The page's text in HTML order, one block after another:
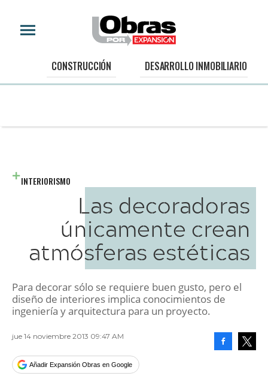
CONSTRUCCIÓN DESARROLLO INMOBILIARIO
INTERIORISMO
Las decoradoras
únicamente crean
atmósferas estéticas
Para decorar sólo se requiere buen gusto, pero el
diseño de interiores implica conocimientos de
ingeniería y arquitectura para un proyecto.
jue 14 noviembre 2013 09:47 AM
Añadir Expansión Obras en Google